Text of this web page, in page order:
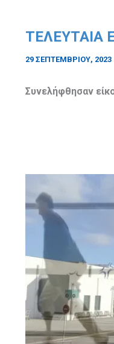
ΤΕΛΕΥΤΑΊΑ
29 ΣΕΠΤΕΜΒΡΊΟΥ, 2023
Συνελήφθησαν